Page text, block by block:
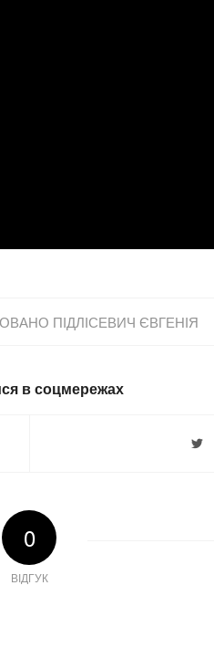
ПІДЛІСЕВИЧ ЄВГЕНІЯ
в соцмережах
0
ВІДГУК